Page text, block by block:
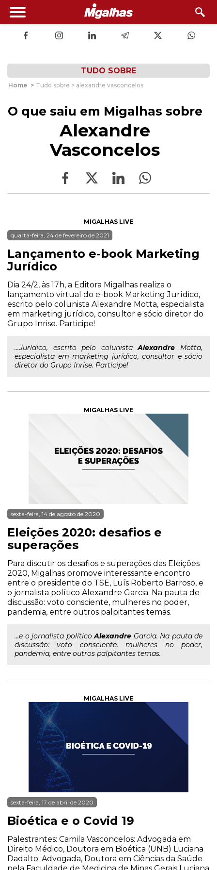
TUDO SOBRE
Home > Tudo sobre > alexandre vasconcelos
O que saiu em Migalhas sobre
Alexandre
Vasconcelos
MIGALHAS LIVE
quarta-feira, 24 de fevereiro de 2021
Lançamento e-book Marketing
Jurídico
Dia 24/2, às 17h, a Editora Migalhas realiza o
lançamento virtual do e-book Marketing Jurídico,
escrito pelo colunista Alexandre Motta, especialista
em marketing jurídico, consultor e sócio diretor do
Grupo Inrise. Participe!
...Jurídico, escrito pelo colunistaAlexandre Motta,
especialista em marketing jurídico, consultor e sócio
diretor do Grupo Inrise. Participe!
MIGALHAS LIVE
sexta-feira, 14 de agosto de 2020
Eleições 2020: desafios e
superações
Para discutir os desafios e superações das Eleições
2020, Migalhas promove interessante encontro
entre o presidente do TSE, Luís Roberto Barroso, e
o jornalista político Alexandre Garcia. Na pauta de
discussão: voto consciente, mulheres no poder,
pandemia, entre outros palpitantes temas.
...e o jornalista políticoAlexandre Garcia. Na pauta de
discussão: voto consciente, mulheres no poder,
pandemia, entre outros palpitantes temas.
MIGALHAS LIVE
sexta-feira, 17 de abril de 2020
Bioética e o Covid 19
Palestrantes: Camila Vasconcelos: Advogada em
Direito Médico, Doutora em Bioética (UNB) Luciana
Dadalto: Advogada, Doutora em Ciências da Saúde